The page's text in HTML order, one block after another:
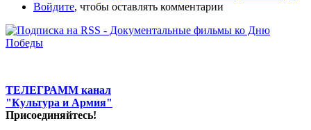
Войдите, чтобы оставлять комментарии
ТЕЛЕГРАММ канал
"Культура и Армия"
Присоединяйтесь!